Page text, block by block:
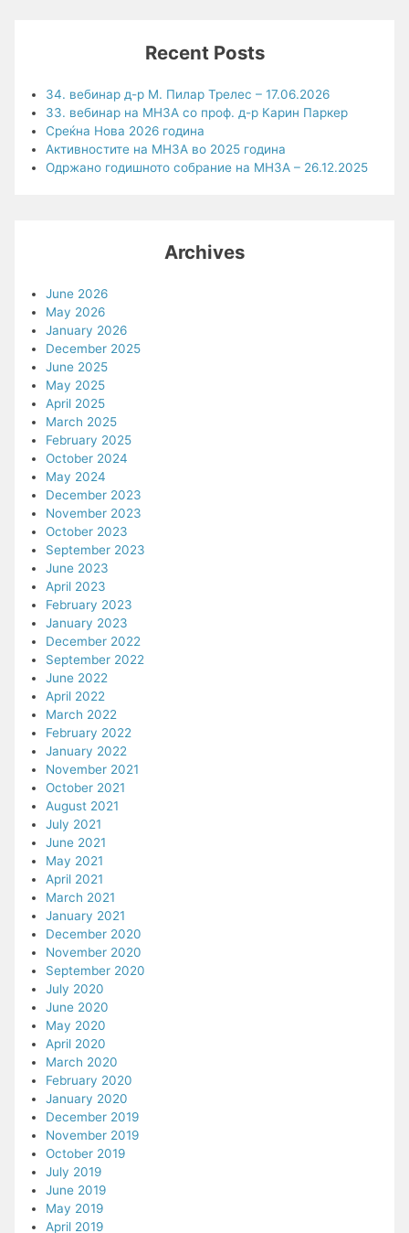
Recent Posts
34. вебинар д-р М. Пилар Трелес – 17.06.2026
33. вебинар на МНЗА со проф. д-р Карин Паркер
Среќна Нова 2026 година
Активностите на МНЗА во 2025 година
Одржано годишното собрание на МНЗА – 26.12.2025
Archives
June 2026
May 2026
January 2026
December 2025
June 2025
May 2025
April 2025
March 2025
February 2025
October 2024
May 2024
December 2023
November 2023
October 2023
September 2023
June 2023
April 2023
February 2023
January 2023
December 2022
September 2022
June 2022
April 2022
March 2022
February 2022
January 2022
November 2021
October 2021
August 2021
July 2021
June 2021
May 2021
April 2021
March 2021
January 2021
December 2020
November 2020
September 2020
July 2020
June 2020
May 2020
April 2020
March 2020
February 2020
January 2020
December 2019
November 2019
October 2019
July 2019
June 2019
May 2019
April 2019